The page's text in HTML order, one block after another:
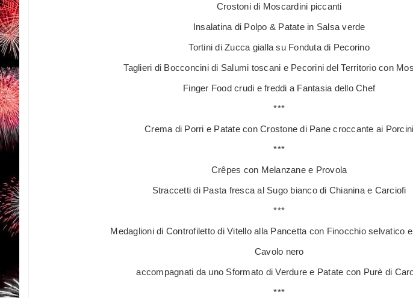
Crostoni di Moscardini piccanti
Insalatina di Polpo & Patate in Salsa verde
Tortini di Zucca gialla su Fonduta di Pecorino
Taglieri di Bocconcini di Salumi toscani e Pecorini del Territorio con
Finger Food crudi e freddi a Fantasia dello Chef
***
Crema di Porri e Patate con Crostone di Pane croccante ai Porcini
***
Crêpes con Melanzane e Provola
Straccetti di Pasta fresca al Sugo bianco di Chianina e Carciofi
***
Medaglioni di Controfiletto di Vitello alla Pancetta con Finocchio selvatico
Cavolo nero
accompagnati da uno Sformato di Verdure e Patate con Purè di
***